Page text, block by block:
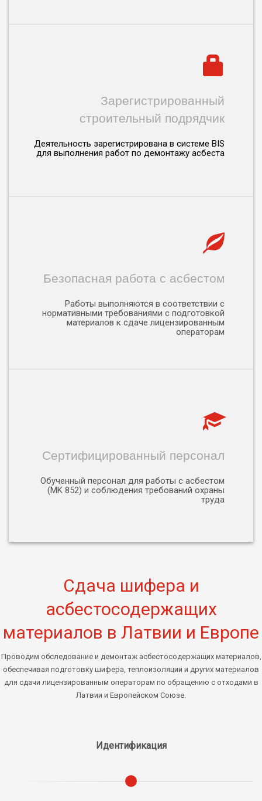
Зарегистрированный
строительный подрядчик
Деятельность зарегистрирована в системе BIS
для выполнения работ по демонтажу асбеста
Безопасная работа с асбестом
Работы выполняются в соответствии с
нормативными требованиями с подготовкой
материалов к сдаче лицензированным
операторам
Сертифицированный персонал
Обученный персонал для работы с асбестом
(MK 852) и соблюдения требований охраны
труда
Сдача шифера и
асбестосодержащих
материалов в Латвии и Европе
Проводим обследование и демонтаж асбестосодержащих материалов,
обеспечивая подготовку шифера, теплоизоляции и других материалов
для сдачи лицензированным операторам по обращению с отходами в
Латвии и Европейском Союзе.
Идентификация